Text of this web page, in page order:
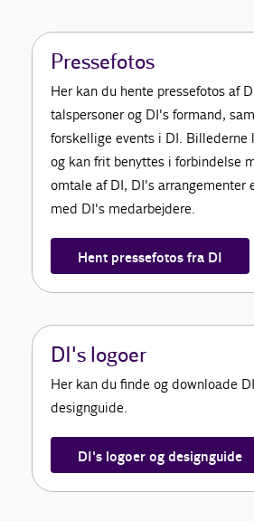
Pressefotos
Her kan du hente pressefotos af
talspersoner og DI's formand,
forskellige events i DI. Billederne
og kan frit benyttes i forbindelse
omtale af DI, DI's arrangementer
med DI's medarbejdere.
Hent pressefotos fra DI
DI's logoer
Her kan du finde og downloade
designguide.
DI's logoer og designguide